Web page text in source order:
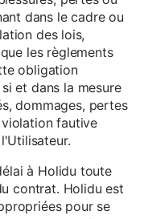
dans le cadre ou
des lois,
les règlements
obligation
et dans la mesure
dommages, pertes
fautive
à Holidu toute
contrat. Holidu est
pour se